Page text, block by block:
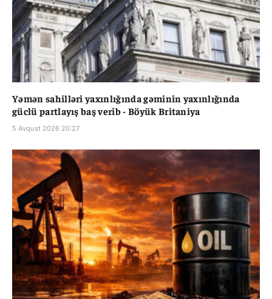
Yəmən sahilləri yaxınlığında gəminin yaxınlığında
güclü partlayış baş verib - Böyük Britaniya
5 Avqust 2026 20:27